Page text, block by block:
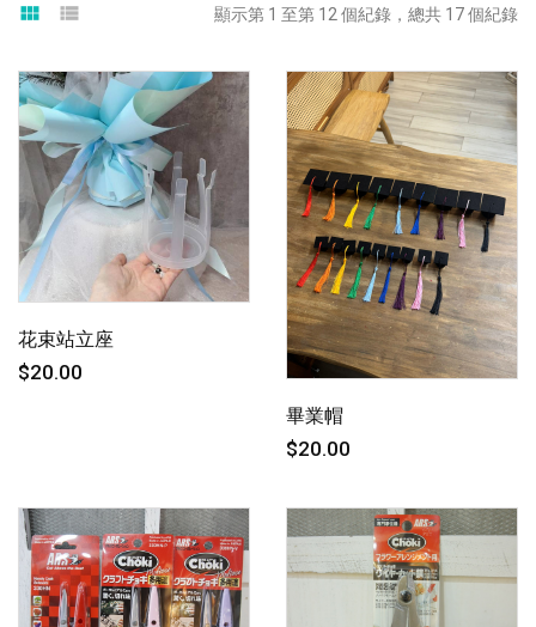
view_module view_list 顯示第 1 至第 12 個紀錄，總共 17 個紀錄
花束站立座
$20.00
畢業帽
$20.00